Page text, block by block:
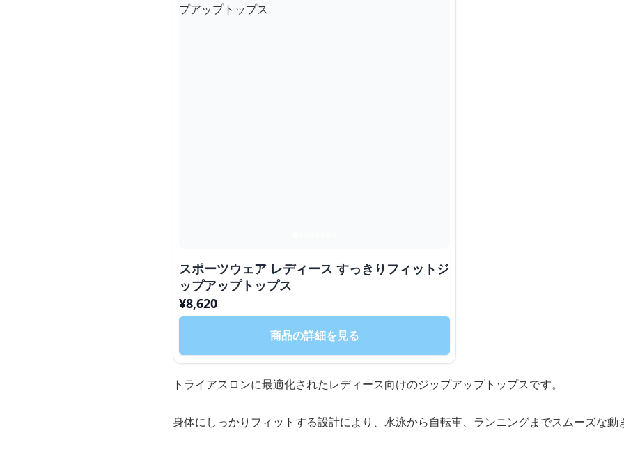
スポーツウェア レディース すっきりフィットジ
ップアップトップス
¥8,620
商品の詳細を見る
トライアスロンに最適化されたレディース向けのジップアップトップスです。
身体にしっかりフィットする設計により、水泳から自転車、ランニングまでスムーズな動